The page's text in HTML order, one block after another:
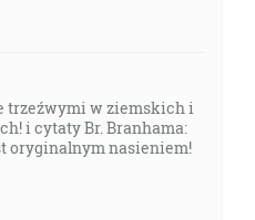
trzeźwymi w ziemskich i
i cytaty Br. Branhama:
oryginalnym nasieniem!